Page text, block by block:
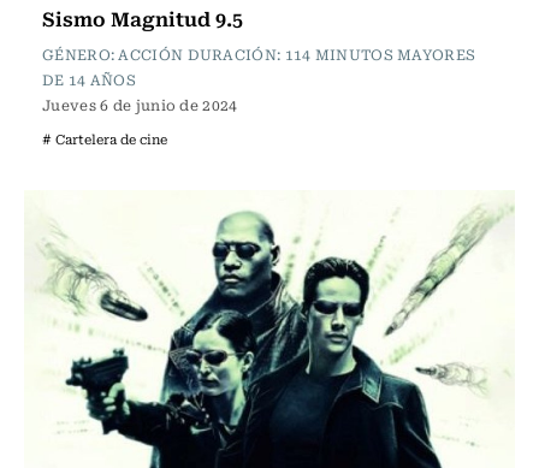
Sismo Magnitud 9.5
GÉNERO: ACCIÓN DURACIÓN: 114 MINUTOS MAYORES
DE 14 AÑOS
Jueves 6 de junio de 2024
# Cartelera de cine